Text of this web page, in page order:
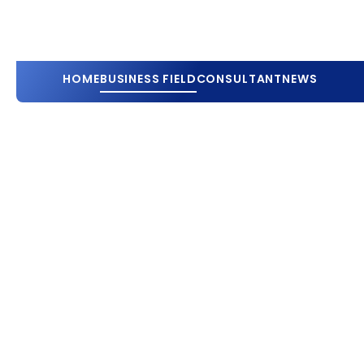
HOMEBUSINESS FIELDCONSULTANTNEWS